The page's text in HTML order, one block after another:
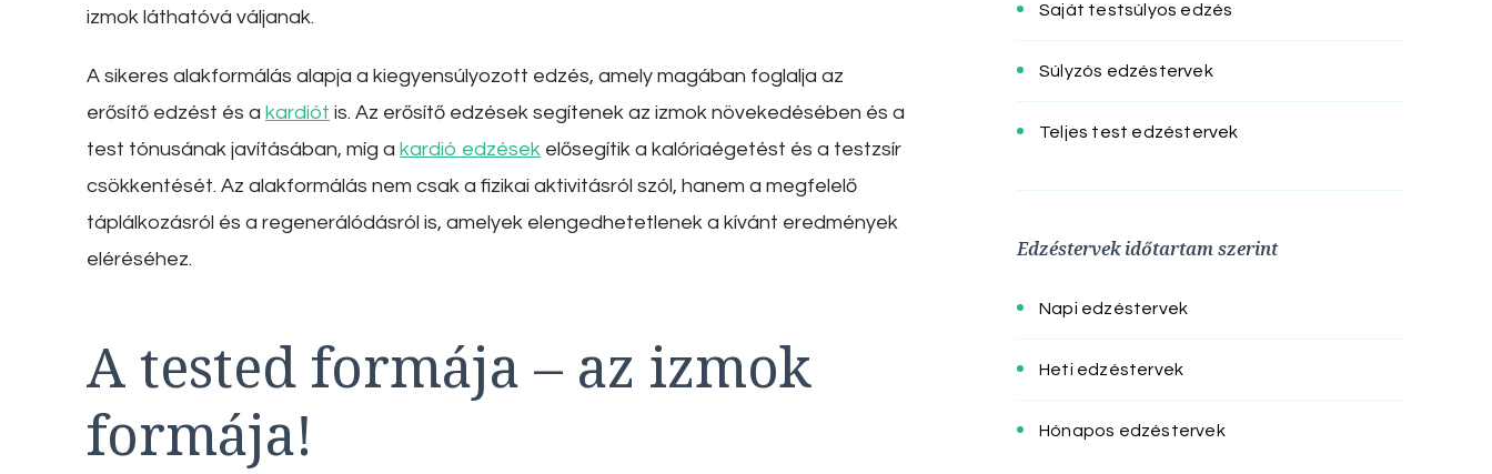
izmok láthatóvá váljanak.
A sikeres alakformálás alapja a kiegyensúlyozott edzés, amely magában foglalja az
erősítő edzést és a kardiót is. Az erősítő edzések segítenek az izmok növekedésében és a
test tónusának javításában, míg a kardió edzések elősegítik a kalóriaégetést és a testzsír
csökkentését. Az alakformálás nem csak a fizikai aktivitásról szól, hanem a megfelelő
táplálkozásról és a regenerálódásról is, amelyek elengedhetetlenek a kívánt eredmények
eléréséhez.
A tested formája – az izmok
formája!
Saját testsúlyos edzés
Súlyzós edzéstervek
Teljes test edzéstervek
Edzéstervek időtartam szerint
Napi edzéstervek
Heti edzéstervek
Hónapos edzéstervek